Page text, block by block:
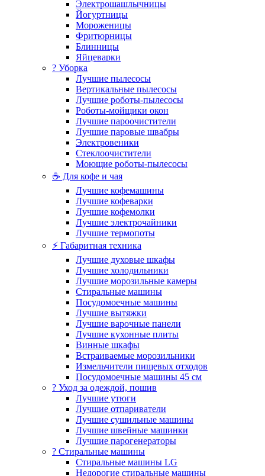
Электрошашлычницы
Йогуртницы
Мороженицы
Фритюрницы
Блинницы
Яйцеварки
? Уборка
Лучшие пылесосы
Вертикальные пылесосы
Лучшие роботы-пылесосы
Роботы-мойщики окон
Лучшие пароочистители
Лучшие паровые швабры
Электровеники
Стеклоочистители
Моющие роботы-пылесосы
☕ Для кофе и чая
Лучшие кофемашины
Лучшие кофеварки
Лучшие кофемолки
Лучшие электрочайники
Лучшие термопоты
⚡ Габаритная техника
Лучшие духовые шкафы
Лучшие холодильники
Лучшие морозильные камеры
Стиральные машины
Посудомоечные машины
Лучшие вытяжки
Лучшие варочные панели
Лучшие кухонные плиты
Винные шкафы
Встраиваемые морозильники
Измельчители пищевых отходов
Посудомоечные машины 45 см
? Уход за одеждой, пошив
Лучшие утюги
Лучшие отпариватели
Лучшие сушильные машины
Лучшие швейные машинки
Лучшие парогенераторы
? Стиральные машины
Стиральные машины LG
Недорогие стиральные машины